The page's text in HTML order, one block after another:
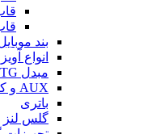
بند
انواع آویز
مبدل OTG و دانگل
AUX و کابل صدا
باتری
گلس لنز